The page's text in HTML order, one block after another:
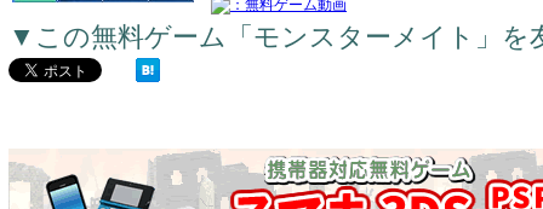
▼この無料ゲーム「モンスターメイト」を